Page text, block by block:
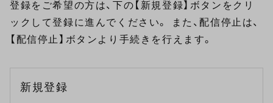
登録をご希望の方は、下の【新規登録】ボタンをクリ
ックして登録に進んでください。 また、配信停止は、
【配信停止】ボタンより手続きを行えます。
新規登録